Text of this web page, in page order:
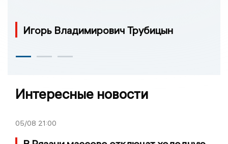
Игорь Владимирович Трубицын
Интересные новости
05/08 21:00